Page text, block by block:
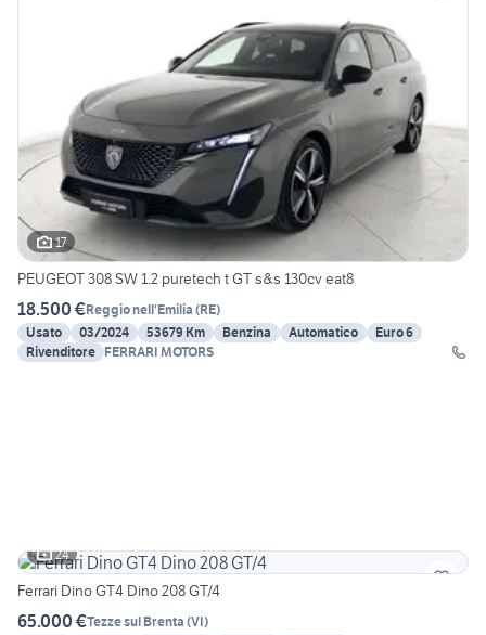
17
PEUGEOT 308 SW 1.2 puretech t GT s&s 130cv eat8
18.500 €Reggio nell'Emilia (RE)
Usato
03/2024 53679 Km Benzina Automatico
Euro 6
Rivenditore FERRARI MOTORS
24
Ferrari Dino GT4 Dino 208 GT/4
65.000 €Tezze sul Brenta (VI)